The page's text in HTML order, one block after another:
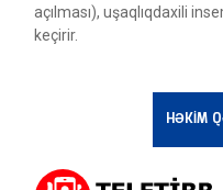
açılması), uşaqlıqdaxili
keçirir.
HƏKİM